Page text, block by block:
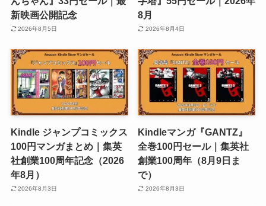
新映画公開記念
2026年8月5日
8月
2026年8月4日
Kindle ジャンプコミックス
100円マンガまとめ｜集英
社創業100周年記念（2026
年8月）
2026年8月3日
Kindleマンガ『GANTZ』
全巻100円セール｜集英社
創業100周年（8月9日ま
で）
2026年8月3日